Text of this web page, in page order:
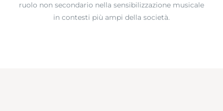
ruolo non secondario nella sensibilizzazione musicale
in contesti più ampi della società.